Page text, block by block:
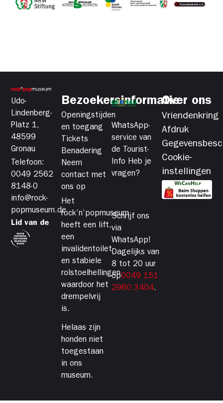
Udo-
Lindenberg-
Platz 1,
48599
Gronau
Telefoon:
0049 2562
8148-0
info@rock-
popmuseum.de
Lid van de
Bezoekersinformatie
Openingstijden
en toegang
Tickets
Benadering
Neem
contact met
ons op
Het
rock’n’popmuseum
heeft een lift,
een
invalidentoilet
en stabiele
rolstoelhellingen,
waardoor het
drempelvrij
is.
Helaas zijn
honden niet
toegestaan
in ons
museum.
WhatsApp-
service van
de Tourist-
Info Heb je
vragen?
Schrijf ons
via
WhatsApp!
Dagelijks van
8 tot 20 uur
op0049 151
2960 3404.
Over ons
Vriendenkring
Afdruk
Cookie-
instellingen